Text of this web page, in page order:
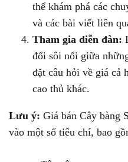
thể khám phá các
và các bài viết liên
Tham gia diễn đàn:
đổi sôi nổi giữa
đặt câu hỏi về giá cả
cao thủ khác.
Lưu ý: Giá bán Cây bàng
vào một số tiêu chí, bao